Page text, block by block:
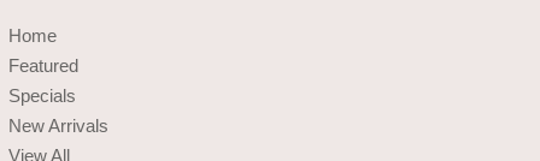
Home
Featured
Specials
New Arrivals
View All